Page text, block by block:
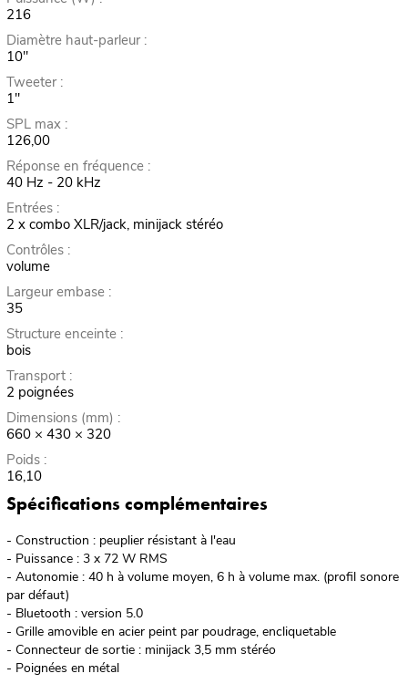
216
Diamètre haut-parleur :
10"
Tweeter :
1"
SPL max :
126,00
Réponse en fréquence :
40 Hz - 20 kHz
Entrées :
2 x combo XLR/jack, minijack stéréo
Contrôles :
volume
Largeur embase :
35
Structure enceinte :
bois
Transport :
2 poignées
Dimensions (mm) :
660 × 430 × 320
Poids :
16,10
Spécifications complémentaires
- Construction : peuplier résistant à l'eau
- Puissance : 3 x 72 W RMS
- Autonomie : 40 h à volume moyen, 6 h à volume max. (profil sonore
par défaut)
- Bluetooth : version 5.0
- Grille amovible en acier peint par poudrage, encliquetable
- Connecteur de sortie : minijack 3,5 mm stéréo
- Poignées en métal